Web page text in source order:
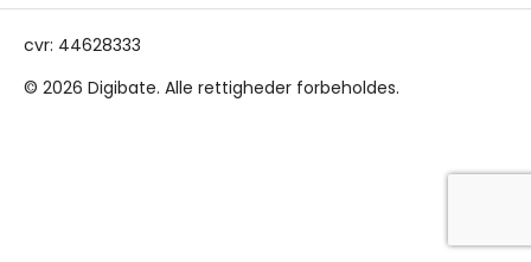
cvr: 44628333
© 2026 Digibate. Alle rettigheder forbeholdes.